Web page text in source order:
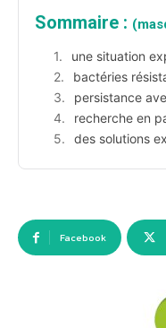
Sommaire :
une situation
bactéries
persistance
recherche en
des solutions
Facebook